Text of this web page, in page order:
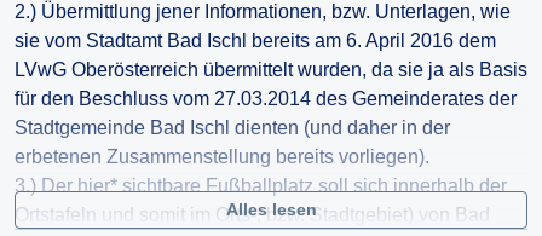
2.) Übermittlung jener Informationen, bzw. Unterlagen, wie
sie vom Stadtamt Bad Ischl bereits am 6. April 2016 dem
LVwG Oberösterreich übermittelt wurden, da sie ja als Basis
für den Beschluss vom 27.03.2014 des Gemeinderates der
Stadtgemeinde Bad Ischl dienten (und daher in der
erbetenen Zusammenstellung bereits vorliegen).
3.) Der hier* sichtbare Fußballplatz soll sich innerhalb der
Ortstafeln und somit im Orts-, bzw. Stadtgebiet) von Bad
Alles lesen